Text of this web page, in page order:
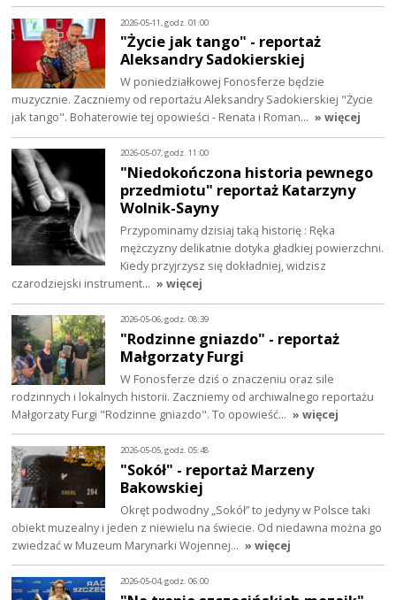
2026-05-11, godz. 01:00
"Życie jak tango" - reportaż
Aleksandry Sadokierskiej
W poniedziałkowej Fonosferze będzie
muzycznie. Zaczniemy od reportażu Aleksandry Sadokierskiej "Życie
jak tango". Bohaterowie tej opowieści - Renata i Roman… » więcej
2026-05-07, godz. 11:00
"Niedokończona historia pewnego
przedmiotu" reportaż Katarzyny
Wolnik-Sayny
Przypominamy dzisiaj taką historię : Ręka
mężczyzny delikatnie dotyka gładkiej powierzchni.
Kiedy przyjrzysz się dokładniej, widzisz
czarodziejski instrument… » więcej
2026-05-06, godz. 08:39
"Rodzinne gniazdo" - reportaż
Małgorzaty Furgi
W Fonosferze dziś o znaczeniu oraz sile
rodzinnych i lokalnych historii. Zaczniemy od archiwalnego reportażu
Małgorzaty Furgi "Rodzinne gniazdo". To opowieść… » więcej
2026-05-05, godz. 05:48
"Sokół" - reportaż Marzeny
Bakowskiej
Okręt podwodny „Sokół” to jedyny w Polsce taki
obiekt muzealny i jeden z niewielu na świecie. Od niedawna można go
zwiedzać w Muzeum Marynarki Wojennej… » więcej
2026-05-04, godz. 06:00